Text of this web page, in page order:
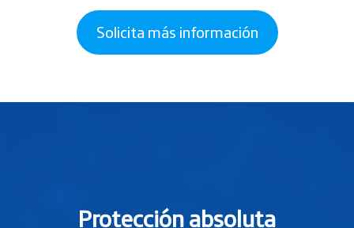
Solicita más información
Protección absoluta